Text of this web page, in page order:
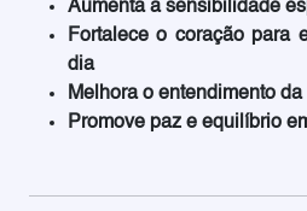
Aumenta a sensibilidade
Fortalece o coração para
dia
Melhora o entendimento
Promove paz e equilíbrio